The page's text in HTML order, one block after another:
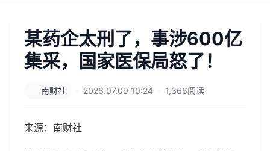
某药企太刑了，事涉600亿
集采，国家医保局怒了！
南财社 · 2026.07.09 10:24 · 1,366阅读
来源：南财社